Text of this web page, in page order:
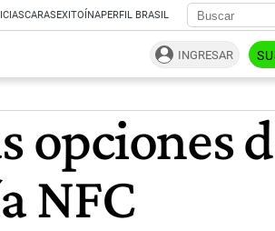
CARASEXITOÍNAPERFIL BRASIL
INGRESAR
opciones
NFC